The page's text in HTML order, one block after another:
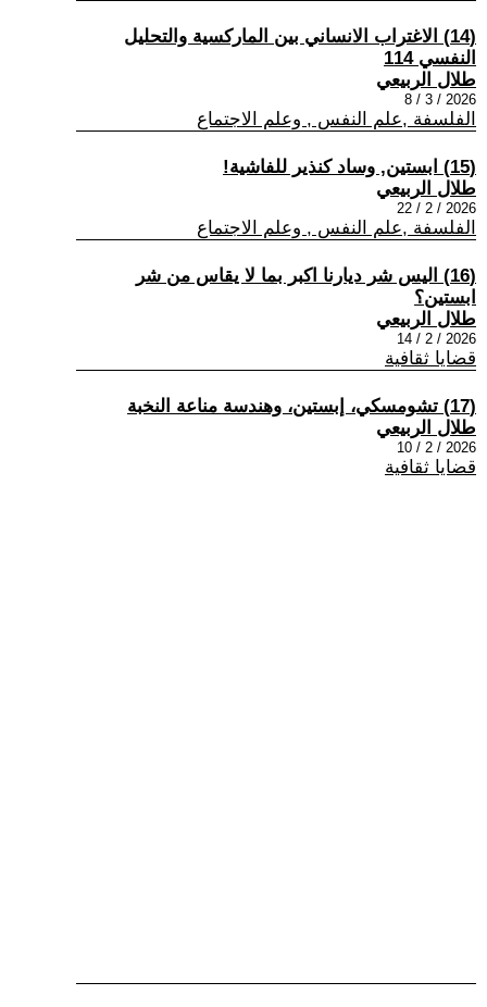
(14) الاغتراب الانساني بين الماركسية والتحليل
النفسي 114
طلال الربيعي
2026 / 3 / 8
الفلسفة ,علم النفس , وعلم الاجتماع
(15) ابستين, وساد كنذير للفاشية!
طلال الربيعي
2026 / 2 / 22
الفلسفة ,علم النفس , وعلم الاجتماع
(16) اليس شر ديارنا اكبر بما لا يقاس من شر
ابستين؟
طلال الربيعي
2026 / 2 / 14
قضايا ثقافية
(17) تشومسكي، إبستين، وهندسة مناعة النخبة
طلال الربيعي
2026 / 2 / 10
قضايا ثقافية